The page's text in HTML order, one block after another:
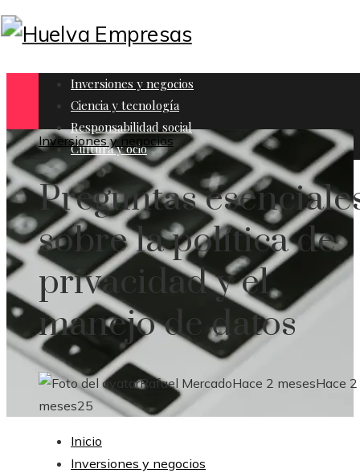
Inversiones y negocios
Ciencia y tecnología
Responsabilidad social
Cultura y ocio
Inversiones y negocios
Preguntas
sobre la política de
privacidad y el
manejo de datos
Rafael MercadoHace 2 mesesHace 2
meses25
Inicio
Inversiones y negocios